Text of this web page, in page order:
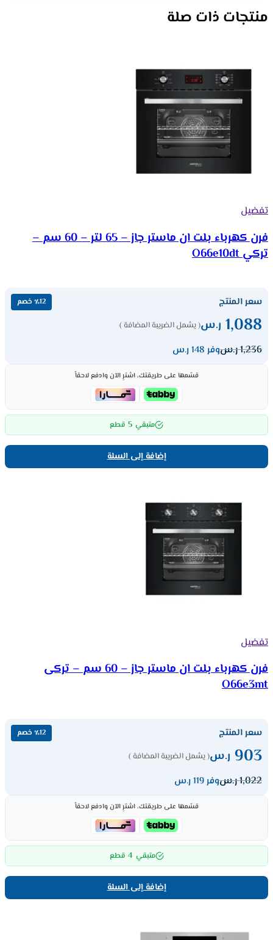
منتجات ذات صلة
تفضيل
فرن كهرباء بلت ان ماستر جاز – 65 لتر – 60 سم –
تركي O66e10dt
سعر المنتج ٪12 خصم
1,088 ر.س( يشمل الضريبة المضافة )
1,236ر.سوفر 148 ر.س
قسّمها على طريقتك، اشترِ الآن وادفع لاحقاً
متبقي 5 قطع
إضافة إلى السلة
تفضيل
فرن كهرباء بلت ان ماستر جاز – 60 سم – تركى
O66e3mt
سعر المنتج ٪12 خصم
903 ر.س( يشمل الضريبة المضافة )
1,022ر.سوفر 119 ر.س
قسّمها على طريقتك، اشترِ الآن وادفع لاحقاً
متبقي 4 قطع
إضافة إلى السلة